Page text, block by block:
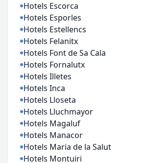
Hotels Escorca
Hotels Esporles
Hotels Estellencs
Hotels Felanitx
Hotels Font de Sa Cala
Hotels Fornalutx
Hotels Illetes
Hotels Inca
Hotels Lloseta
Hotels Lluchmayor
Hotels Magaluf
Hotels Manacor
Hotels Maria de la Salut
Hotels Montuiri